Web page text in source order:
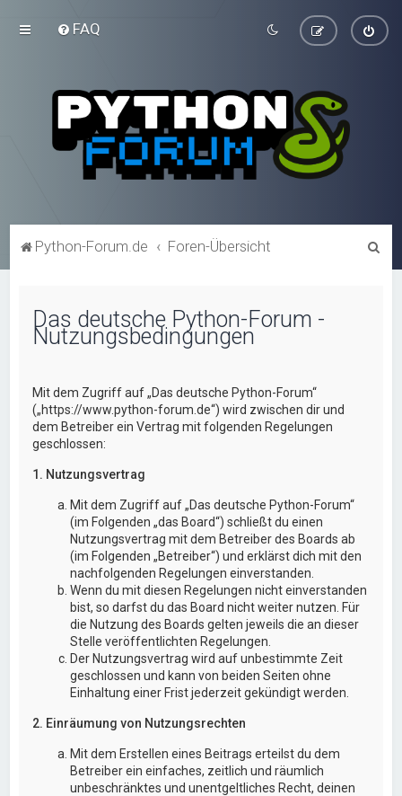
FAQ
Python-Forum.de Foren-Übersicht
Das deutsche Python-Forum -
Nutzungsbedingungen
Mit dem Zugriff auf „Das deutsche Python-Forum“
(„https://www.python-forum.de“) wird zwischen dir und
dem Betreiber ein Vertrag mit folgenden Regelungen
geschlossen:
1. Nutzungsvertrag
Mit dem Zugriff auf „Das deutsche Python-Forum“
(im Folgenden „das Board“) schließt du einen
Nutzungsvertrag mit dem Betreiber des Boards ab
(im Folgenden „Betreiber“) und erklärst dich mit den
nachfolgenden Regelungen einverstanden.
Wenn du mit diesen Regelungen nicht einverstanden
bist, so darfst du das Board nicht weiter nutzen. Für
die Nutzung des Boards gelten jeweils die an dieser
Stelle veröffentlichten Regelungen.
Der Nutzungsvertrag wird auf unbestimmte Zeit
geschlossen und kann von beiden Seiten ohne
Einhaltung einer Frist jederzeit gekündigt werden.
2. Einräumung von Nutzungsrechten
Mit dem Erstellen eines Beitrags erteilst du dem
Betreiber ein einfaches, zeitlich und räumlich
unbeschränktes und unentgeltliches Recht, deinen